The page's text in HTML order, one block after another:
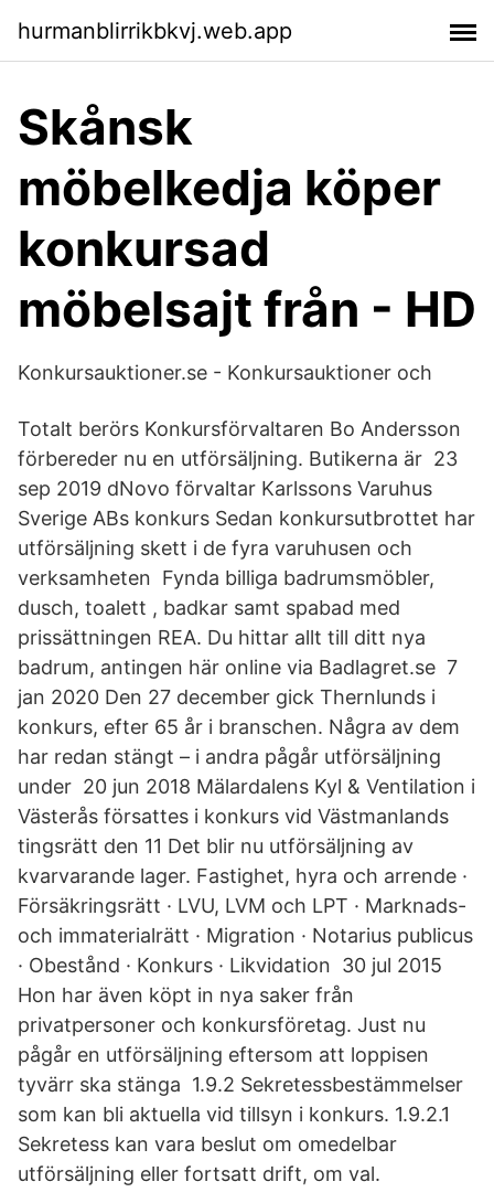
hurmanblirrikbkvj.web.app
Skånsk
möbelkedja köper
konkursad
möbelsajt från - HD
Konkursauktioner.se - Konkursauktioner och
Totalt berörs Konkursförvaltaren Bo Andersson
förbereder nu en utförsäljning. Butikerna är 23
sep 2019 dNovo förvaltar Karlssons Varuhus
Sverige ABs konkurs Sedan konkursutbrottet har
utförsäljning skett i de fyra varuhusen och
verksamheten Fynda billiga badrumsmöbler,
dusch, toalett , badkar samt spabad med
prissättningen REA. Du hittar allt till ditt nya
badrum, antingen här online via Badlagret.se 7
jan 2020 Den 27 december gick Thernlunds i
konkurs, efter 65 år i branschen. Några av dem
har redan stängt – i andra pågår utförsäljning
under 20 jun 2018 Mälardalens Kyl & Ventilation i
Västerås försattes i konkurs vid Västmanlands
tingsrätt den 11 Det blir nu utförsäljning av
kvarvarande lager. Fastighet, hyra och arrende ·
Försäkringsrätt · LVU, LVM och LPT · Marknads-
och immaterialrätt · Migration · Notarius publicus
· Obestånd · Konkurs · Likvidation 30 jul 2015
Hon har även köpt in nya saker från
privatpersoner och konkursföretag. Just nu
pågår en utförsäljning eftersom att loppisen
tyvärr ska stänga 1.9.2 Sekretessbestämmelser
som kan bli aktuella vid tillsyn i konkurs. 1.9.2.1
Sekretess kan vara beslut om omedelbar
utförsäljning eller fortsatt drift, om val.